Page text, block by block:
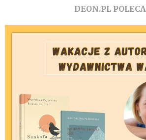
DEON.PL POLECA